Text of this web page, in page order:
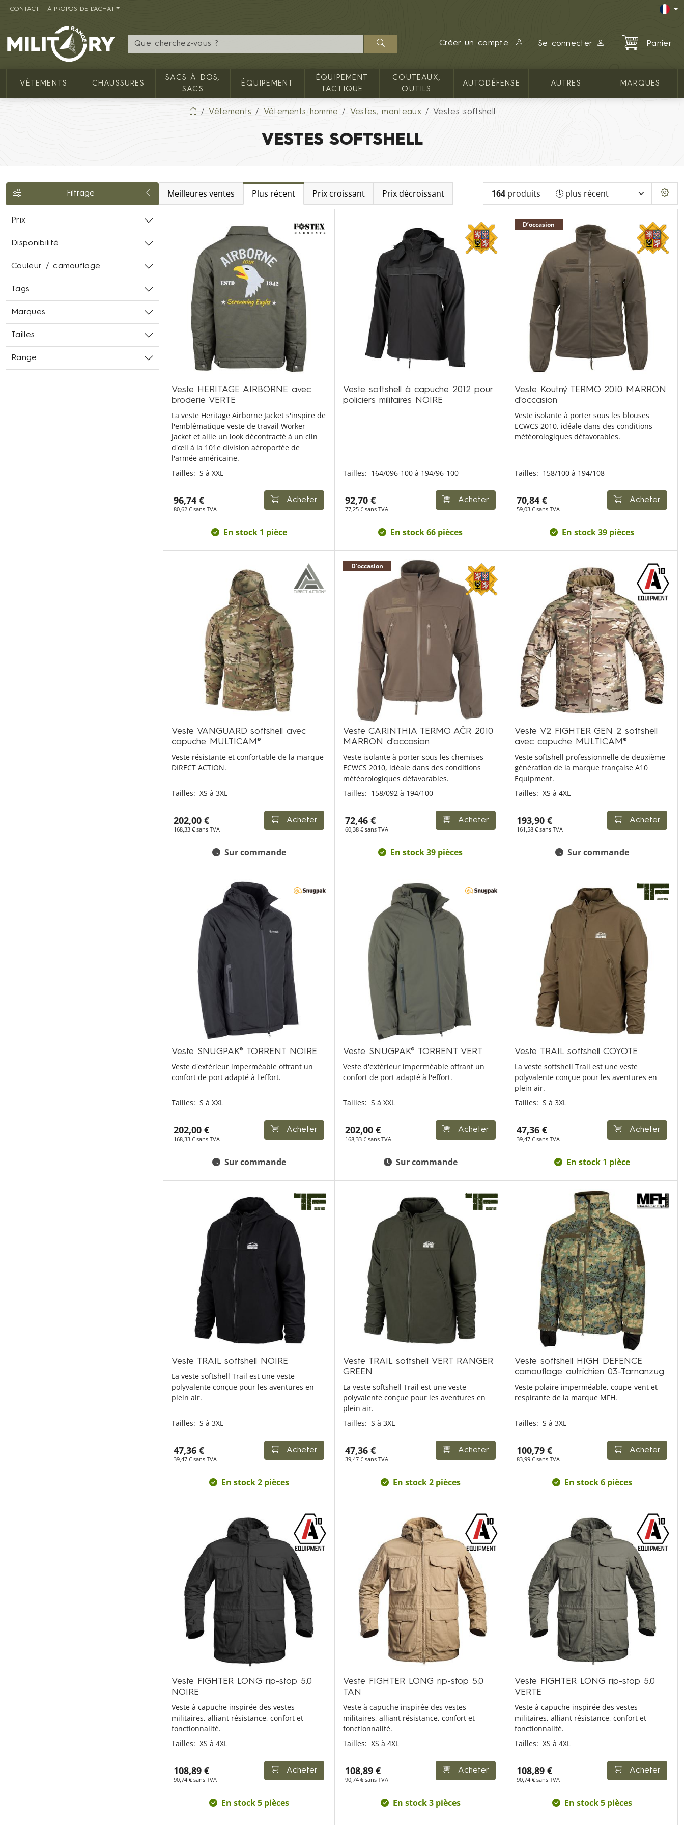
CONTACT À PROPOS DE L’ACHAT
MILITARY RANGE FR
Créer un compte Se connecter Panier
VÊTEMENTS CHAUSSURES
SACS À DOS,
SACS
ÉQUIPEMENT
ÉQUIPEMENT
TACTIQUE
COUTEAUX,
OUTILS
AUTODÉFENSE AUTRES MARQUES
Vêtements Vêtements homme Vestes, manteaux Vestes softshell
VESTES SOFTSHELL
Filtrage Meilleures ventes Plus récent Prix croissant Prix décroissant 164 produits
Prix
Disponibilité
Couleur / camouflage
Tags
Marques
Tailles
Range
Veste HERITAGE AIRBORNE avec
broderie VERTE
La veste Heritage Airborne Jacket s'inspire de
l'emblématique veste de travail Worker
Jacket et allie un look décontracté à un clin
d'œil à la 101e division aéroportée de
l'armée américaine.
Tailles: S à XXL
96,74 €
80,62 € sans TVA
Acheter
En stock 1 pièce
Veste softshell à capuche 2012 pour
policiers militaires NOIRE
Tailles: 164/096-100 à 194/96-100
92,70 €
77,25 € sans TVA
Acheter
En stock 66 pièces
D’occasion
Veste Koutný TERMO 2010 MARRON
d'occasion
Veste isolante à porter sous les blouses
ECWCS 2010, idéale dans des conditions
météorologiques défavorables.
Tailles: 158/100 à 194/108
70,84 €
59,03 € sans TVA
Acheter
En stock 39 pièces
Veste VANGUARD softshell avec
capuche MULTICAM®
Veste résistante et confortable de la marque
DIRECT ACTION.
Tailles: XS à 3XL
202,00 €
168,33 € sans TVA
Acheter
Sur commande
D’occasion
Veste CARINTHIA TERMO AČR 2010
MARRON d'occasion
Veste isolante à porter sous les chemises
ECWCS 2010, idéale dans des conditions
météorologiques défavorables.
Tailles: 158/092 à 194/100
72,46 €
60,38 € sans TVA
Acheter
En stock 39 pièces
Veste V2 FIGHTER GEN 2 softshell
avec capuche MULTICAM®
Veste softshell professionnelle de deuxième
génération de la marque française A10
Equipment.
Tailles: XS à 4XL
193,90 €
161,58 € sans TVA
Acheter
Sur commande
Veste SNUGPAK® TORRENT NOIRE
Veste d'extérieur imperméable offrant un
confort de port adapté à l'effort.
Tailles: S à XXL
202,00 €
168,33 € sans TVA
Acheter
Sur commande
Veste SNUGPAK® TORRENT VERT
Veste d'extérieur imperméable offrant un
confort de port adapté à l'effort.
Tailles: S à XXL
202,00 €
168,33 € sans TVA
Acheter
Sur commande
Veste TRAIL softshell COYOTE
La veste softshell Trail est une veste
polyvalente conçue pour les aventures en
plein air.
Tailles: S à 3XL
47,36 €
39,47 € sans TVA
Acheter
En stock 1 pièce
Veste TRAIL softshell NOIRE
La veste softshell Trail est une veste
polyvalente conçue pour les aventures en
plein air.
Tailles: S à 3XL
47,36 €
39,47 € sans TVA
Acheter
En stock 2 pièces
Veste TRAIL softshell VERT RANGER
GREEN
La veste softshell Trail est une veste
polyvalente conçue pour les aventures en
plein air.
Tailles: S à 3XL
47,36 €
39,47 € sans TVA
Acheter
En stock 2 pièces
Veste softshell HIGH DEFENCE
camouflage autrichien 03-Tarnanzug
Veste polaire imperméable, coupe-vent et
respirante de la marque MFH.
Tailles: S à 3XL
100,79 €
83,99 € sans TVA
Acheter
En stock 6 pièces
Veste FIGHTER LONG rip-stop 5.0
NOIRE
Veste à capuche inspirée des vestes
militaires, alliant résistance, confort et
fonctionnalité.
Tailles: XS à 4XL
108,89 €
90,74 € sans TVA
Acheter
En stock 5 pièces
Veste FIGHTER LONG rip-stop 5.0
TAN
Veste à capuche inspirée des vestes
militaires, alliant résistance, confort et
fonctionnalité.
Tailles: XS à 4XL
108,89 €
90,74 € sans TVA
Acheter
En stock 3 pièces
Veste FIGHTER LONG rip-stop 5.0
VERTE
Veste à capuche inspirée des vestes
militaires, alliant résistance, confort et
fonctionnalité.
Tailles: XS à 4XL
108,89 €
90,74 € sans TVA
Acheter
En stock 5 pièces